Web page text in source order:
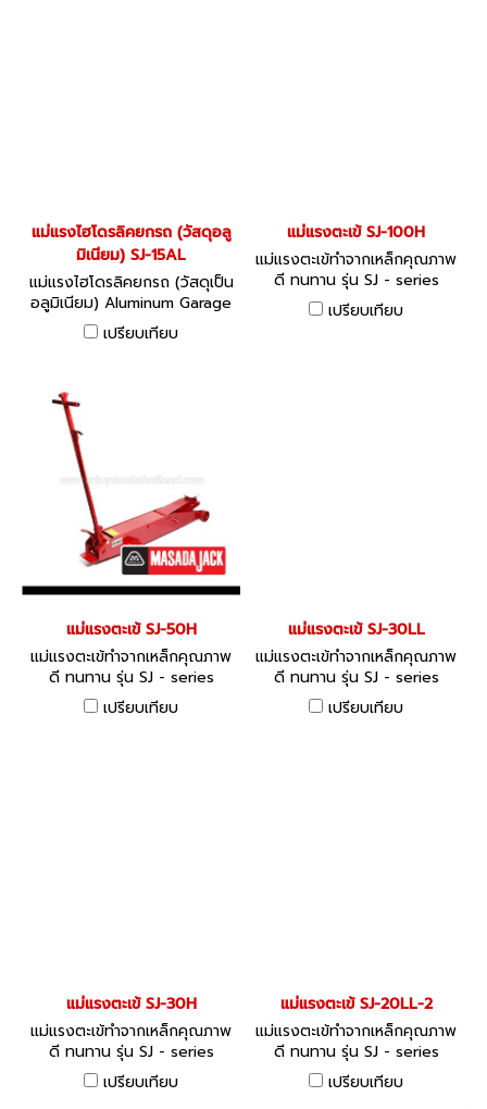
แม่แรงไฮโดรลิคยกรถ (วัสดุอลู
มิเนียม) SJ-15AL
แม่แรงไฮโดรลิคยกรถ (วัสดุเป็น
อลูมิเนียม) Aluminum Garage
Jacks Manual Type SJ-AL
Series
เปรียบเทียบ
แม่แรงตะเข้ SJ-100H
แม่แรงตะเข้ทำจากเหล็กคุณภาพ
ดี ทนทาน รุ่น SJ - series
เปรียบเทียบ
แม่แรงตะเข้ SJ-50H
แม่แรงตะเข้ทำจากเหล็กคุณภาพ
ดี ทนทาน รุ่น SJ - series
เปรียบเทียบ
แม่แรงตะเข้ SJ-30LL
แม่แรงตะเข้ทำจากเหล็กคุณภาพ
ดี ทนทาน รุ่น SJ - series
เปรียบเทียบ
แม่แรงตะเข้ SJ-30H
แม่แรงตะเข้ทำจากเหล็กคุณภาพ
ดี ทนทาน รุ่น SJ - series
เปรียบเทียบ
แม่แรงตะเข้ SJ-20LL-2
แม่แรงตะเข้ทำจากเหล็กคุณภาพ
ดี ทนทาน รุ่น SJ - series
เปรียบเทียบ